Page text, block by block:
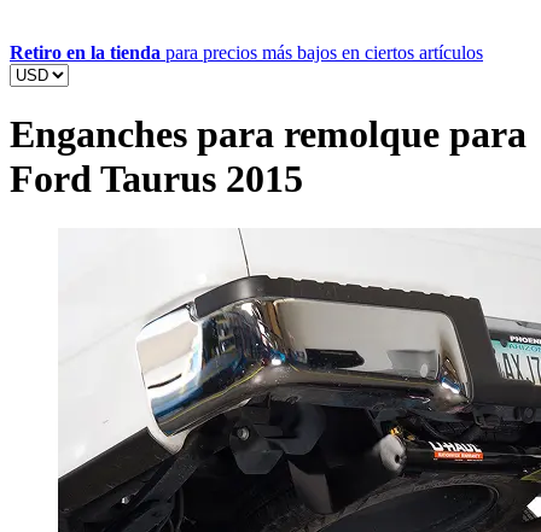
Retiro en la tienda para precios más bajos en ciertos artículos
Enganches para remolque para
Ford Taurus 2015